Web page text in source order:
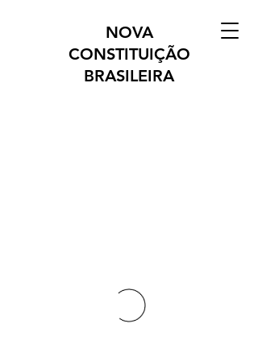
NOVA
CONSTITUIÇÃO
BRASILEIRA